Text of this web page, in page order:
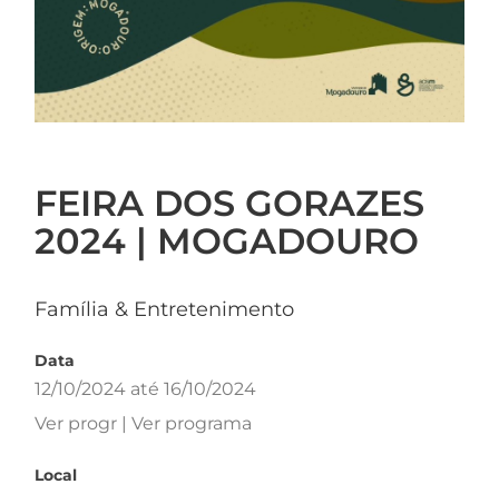
FEIRA DOS GORAZES
2024 | MOGADOURO
Família & Entretenimento
Data
12/10/2024 até 16/10/2024
Ver progr | Ver programa
Local